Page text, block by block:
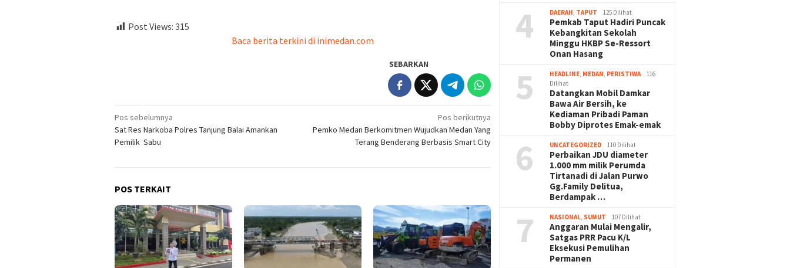
Post Views: 315
Baca berita terkini di inimedan.com
SEBARKAN
Navigasi
pos
Pos sebelumnya
Sat Res Narkoba Polres Tanjung Balai Amankan
Pemilik Sabu
Pos berikutnya
Pemko Medan Berkomitmen Wujudkan Medan Yang
Terang Benderang Berbasis Smart City
POS TERKAIT
4 DAERAH, TAPUT 125 Dilihat
Pemkab Taput Hadiri Puncak
Kebangkitan Sekolah
Minggu HKBP Se-Ressort
Onan Hasang
5 HEADLINE, MEDAN, PERISTIWA
116
Dilihat
Datangkan Mobil Damkar
Bawa Air Bersih, ke
Kediaman Pribadi Paman
Bobby Diprotes Emak-emak
6 UNCATEGORIZED 110 Dilihat
Perbaikan JDU diameter
1.000 mm milik Perumda
Tirtanadi di Jalan Purwo
Gg.Family Delitua,
Berdampak …
7 NASIONAL, SUMUT 107 Dilihat
Anggaran Mulai Mengalir,
Satgas PRR Pacu K/L
Eksekusi Pemulihan
Permanen